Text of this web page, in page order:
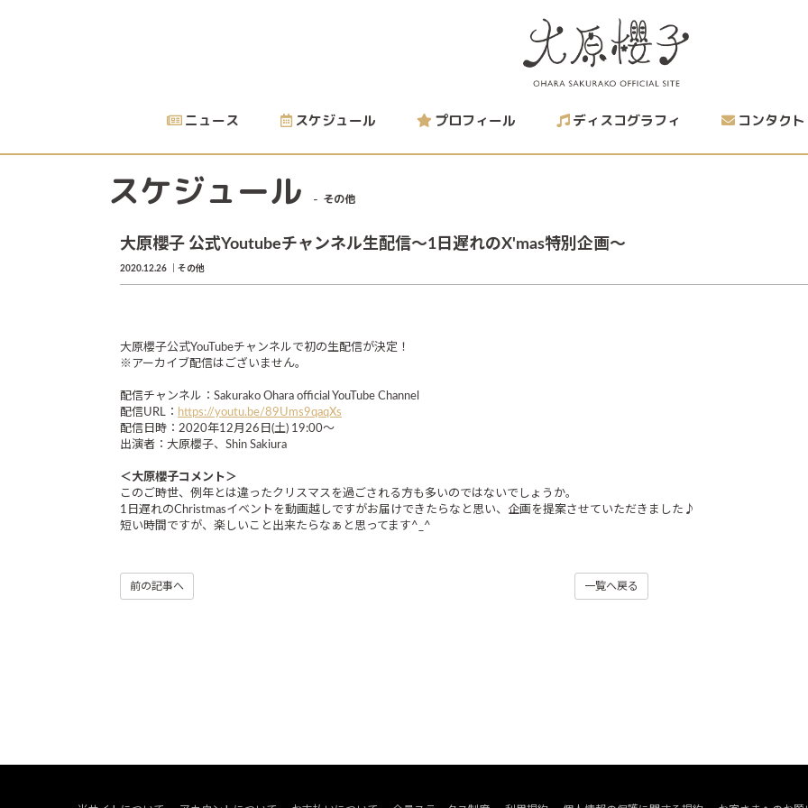
ニュース スケジュール プロフィール ディスコグラフィ コンタクト
スケジュール その他
大原櫻子 公式Youtubeチャンネル生配信～1日遅れのX'mas特別企画～
2020.12.26 その他
大原櫻子公式YouTubeチャンネルで初の生配信が決定！
※アーカイブ配信はございません。
配信チャンネル：Sakurako Ohara official YouTube Channel
配信URL： https://youtu.be/89Ums9qaqXs
配信日時：2020年12月26日(土) 19:00～
出演者：大原櫻子、Shin Sakiura
＜大原櫻子コメント＞
このご時世、例年とは違ったクリスマスを過ごされる方も多いのではないでしょうか。
1日遅れのChristmasイベントを動画越しですがお届けできたらなと思い、企画を提案させていただきました♪
短い時間ですが、楽しいこと出来たらなぁと思ってます^_^
前の記事へ 一覧へ戻る